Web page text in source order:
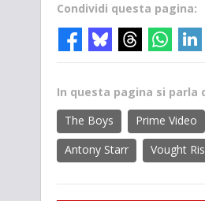
Condividi questa pagina:
In questa pagina si parla
The Boys
Prime Video
Antony Starr
Vought